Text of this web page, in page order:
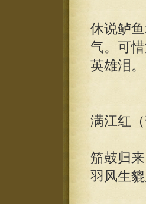
休说鲈
气。可
英雄泪。
满江红
笳鼓归
羽风生